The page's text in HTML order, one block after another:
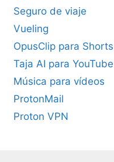
Seguro de viaje
Vueling
OpusClip para Shorts
Taja AI para YouTube
Música para vídeos
ProtonMail
Proton VPN